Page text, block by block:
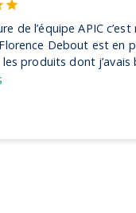
Travail très pro,
rapide dans la
l'écoute, je